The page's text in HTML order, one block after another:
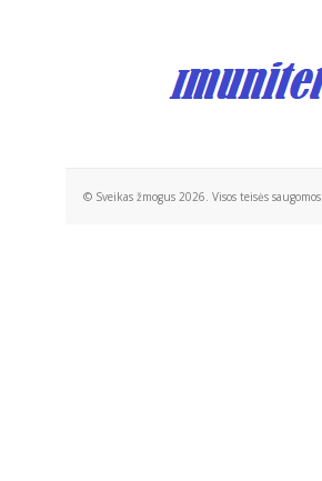
© Sveikas žmogus 2026. Visos teisės saugomos